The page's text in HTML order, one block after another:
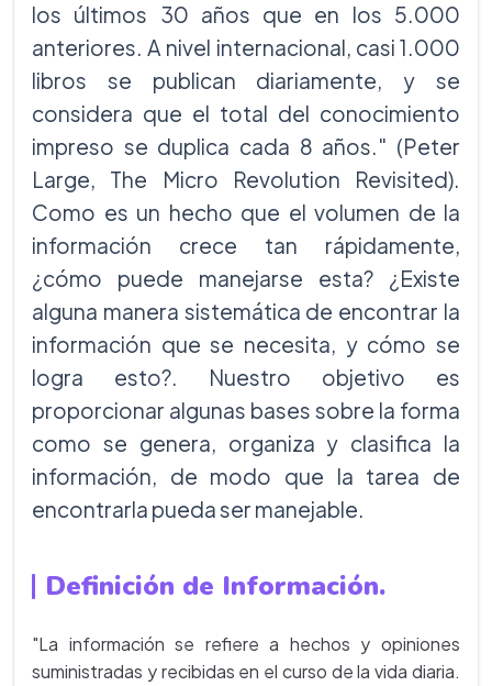
los últimos 30 años que en los 5.000
anteriores. A nivel internacional, casi 1.000
libros se publican diariamente, y se
considera que el total del conocimiento
impreso se duplica cada 8 años." (Peter
Large, The Micro Revolution Revisited).
Como es un hecho que el volumen de la
información crece tan rápidamente,
¿cómo puede manejarse esta? ¿Existe
alguna manera sistemática de encontrar la
información que se necesita, y cómo se
logra esto?. Nuestro objetivo es
proporcionar algunas bases sobre la forma
como se genera, organiza y clasifica la
información, de modo que la tarea de
encontrarla pueda ser manejable.
Definición de Información.
"La información se refiere a hechos y opiniones
suministradas y recibidas en el curso de la vida diaria.